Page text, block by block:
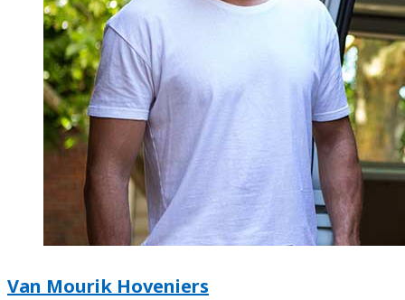
Van Mourik Hoveniers